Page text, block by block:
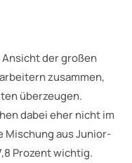
der großen
zusammen,
überzeugen.
dabei eher nicht im
Mischung aus Junior-
Prozent wichtig.